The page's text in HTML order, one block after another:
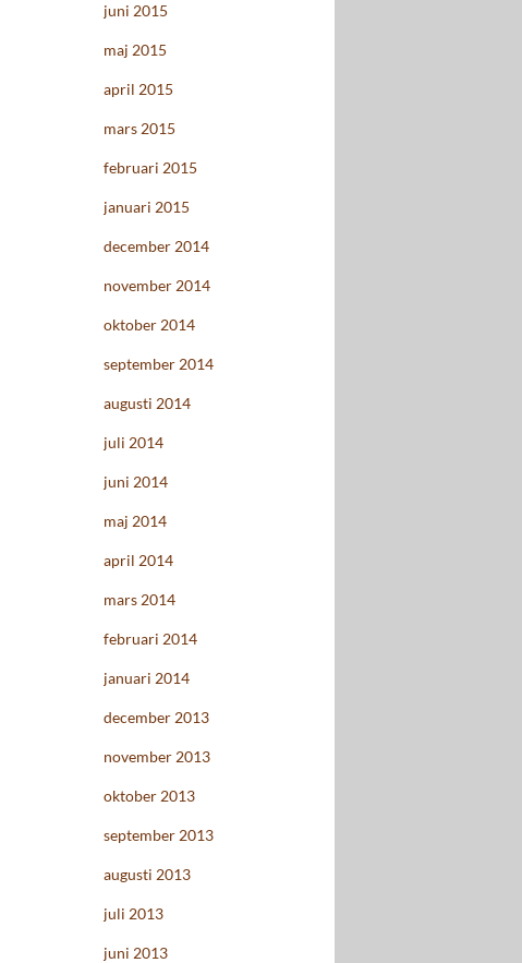
juni 2015
maj 2015
april 2015
mars 2015
februari 2015
januari 2015
december 2014
november 2014
oktober 2014
september 2014
augusti 2014
juli 2014
juni 2014
maj 2014
april 2014
mars 2014
februari 2014
januari 2014
december 2013
november 2013
oktober 2013
september 2013
augusti 2013
juli 2013
juni 2013